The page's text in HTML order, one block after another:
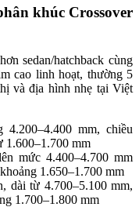
khúc Crossover
sedan/hatchback cùng
cao linh hoạt, thường 5
và địa hình nhẹ tại Việt
4.200–4.400 mm, chiều
1.600–1.700 mm
mức 4.400–4.700 mm
1.650–1.700 mm
dài từ 4.700–5.100 mm,
1.700–1.800 mm